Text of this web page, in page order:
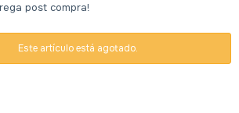
post compra!
Este artículo está agotado.